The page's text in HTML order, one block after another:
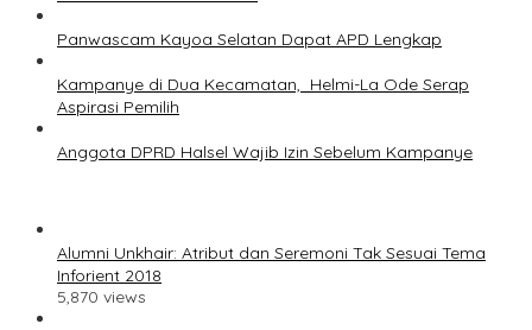
Panwascam Kayoa Selatan Dapat APD Lengkap
Kampanye di Dua Kecamatan, Helmi-La Ode Serap
Aspirasi Pemilih
Anggota DPRD Halsel Wajib Izin Sebelum Kampanye
Alumni Unkhair: Atribut dan Seremoni Tak Sesuai Tema
Inforient 2018
5,870 views